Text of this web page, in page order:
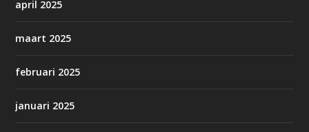
april 2025
maart 2025
februari 2025
januari 2025